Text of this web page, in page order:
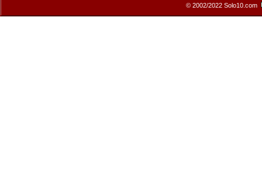
© 2002/2022 Solo10.com